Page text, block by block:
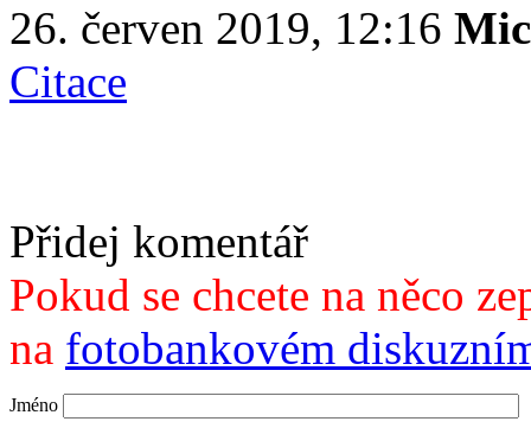
26. červen 2019, 12:16
Citace
Přidej komentář
Pokud se chcete na něco
na fotobankovém
Jméno